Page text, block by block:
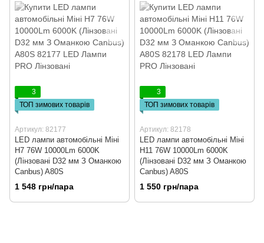
3
ТОП зимових товарів
Артикул: 82177
LED лампи автомобільні Міні
H7 76W 10000Lm 6000K
(Лінзовані D32 мм З Оманкою
Canbus) A80S
1 548 грн/пара
3
ТОП зимових товарів
Артикул: 82178
LED лампи автомобільні Міні
H11 76W 10000Lm 6000K
(Лінзовані D32 мм З Оманкою
Canbus) A80S
1 550 грн/пара